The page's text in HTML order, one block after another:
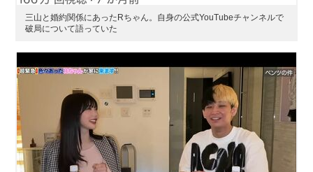
三山と婚約関係にあったRちゃん。自身の公式YouTubeチャンネルで
破局について語っていた